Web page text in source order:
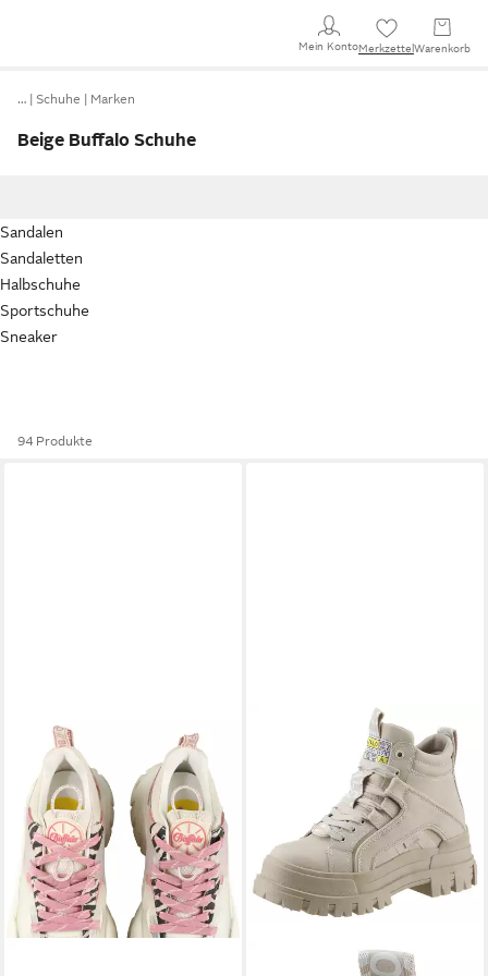
Mein KontoMerkzettel Warenkorb
… Schuhe Marken
Beige Buffalo Schuhe
Sandalen
Sandaletten
Halbschuhe
Sportschuhe
Sneaker
94 Produkte